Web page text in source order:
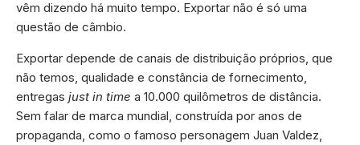
vêm dizendo há muito tempo. Exportar não é só uma
questão de câmbio.
Exportar depende de canais de distribuição próprios, que
não temos, qualidade e constância de fornecimento,
entregas just in time a 10.000 quilômetros de distância.
Sem falar de marca mundial, construída por anos de
propaganda, como o famoso personagem Juan Valdez,